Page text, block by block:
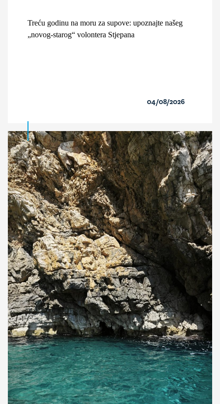
Treću godinu na moru za supove: upoznajte našeg
„novog-starog“ volontera Stjepana
04/08/2026